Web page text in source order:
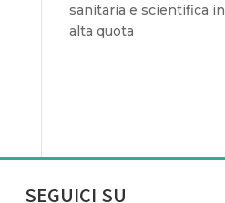
sanitaria e scientifica in
alta quota
SEGUICI SU